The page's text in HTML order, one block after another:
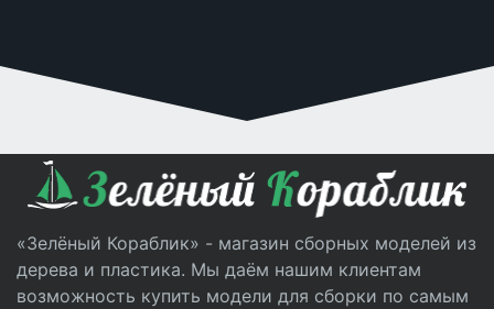
«Зелёный Кораблик» - магазин сборных моделей из
дерева и пластика. Мы даём нашим клиентам
возможность купить модели для сборки по самым